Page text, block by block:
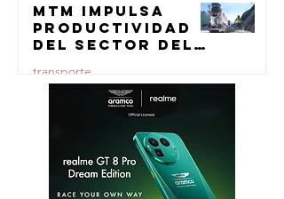
23 jul
MTM impulsa
productividad
del sector del
manufactura
certificada
transporte